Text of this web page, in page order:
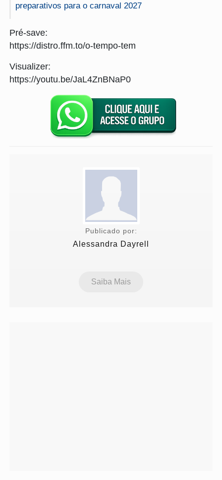
preparativos para o carnaval 2027
Pré-save:
https://distro.ffm.to/o-tempo-tem
Visualizer:
https://youtu.be/JaL4ZnBNaP0
Publicado por:
Alessandra Dayrell
Saiba Mais